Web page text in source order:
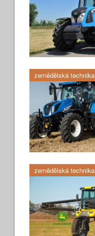
zemědělská technika
zemědělská technika